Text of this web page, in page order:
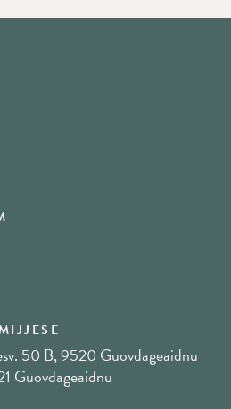
50 B, 9520 Guovdageaidnu
Guovdageaidnu